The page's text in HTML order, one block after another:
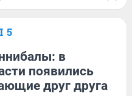
5
в
появились
друг друга